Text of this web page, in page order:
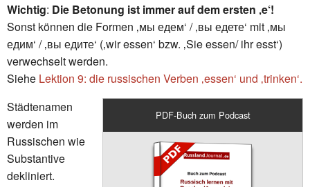
Wichtig: Die Betonung ist immer auf dem ersten ‚e‘!
Sonst können die Formen ‚мы едем‘ / ‚вы едете‘ mit ‚мы
едим‘ / ‚вы едите‘ (‚wir essen‘ bzw. ‚Sie essen/ ihr esst‘)
verwechselt werden.
Siehe Lektion 9: die russischen Verben ‚essen‘ und ‚trinken‘.
PDF-Buch zum Podcast
Städtenamen
werden im
Russischen wie
Substantive
dekliniert.